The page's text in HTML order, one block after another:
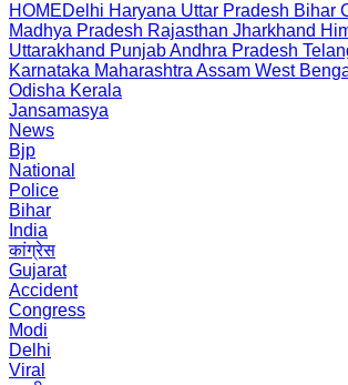
HOMEDelhi Haryana Uttar Pradesh Bihar
Madhya Pradesh Rajasthan Jharkhand
Uttarakhand PunjabAndhra Pradesh
Karnataka Maharashtra Assam West
Odisha Kerala
Jansamasya
News
Bjp
National
Police
Bihar
India
कांग्रेस
Gujarat
Accident
Congress
Modi
Delhi
Viral